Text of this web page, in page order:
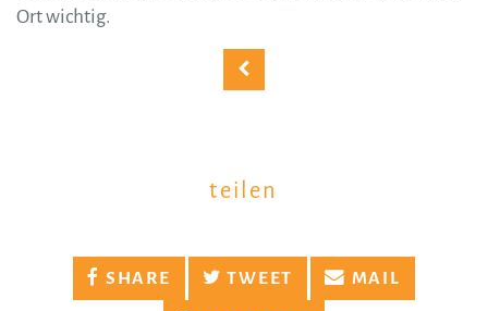
Ort wichtig.
teilen
SHARE TWEET MAIL